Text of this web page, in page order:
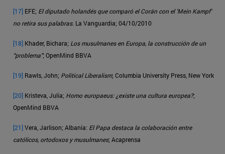
[17] EFE; El diputado holandés que comparó el Corán con el 'Mein Kampf'
no retira sus palabras. La Vanguardia; 04/10/2010
[18] Khader, Bichara; Los musulmanes en Europa, la construcción de un
“problema”; OpenMind BBVA
[19] Rawls, John; Political Liberalism; Columbia University Press, New York
[20] Kristeva, Julia; Homo europaeus: ¿existe una cultura europea?;
OpenMind BBVA
[21]Vera, Jarlison; Albania: El Papa destaca la colaboración entre
católicos, ortodoxos y musulmanes; Acaprensa